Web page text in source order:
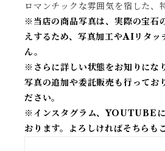
ロマンチックな雰囲気を宿した、
※当店の商品写真は、実際の宝石
えするため、写真加工やAIリタッ
ん。
※ さらに詳しい状態をお知りにな
写真の追加や委託販売も行ってお
ださい。
※ インスタグラム、YOUTUBE
おります。よろしければそちらも